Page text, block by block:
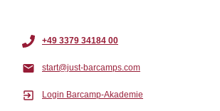
+49 3379 34184 00
start@just-barcamps.com
Login Barcamp-Akademie